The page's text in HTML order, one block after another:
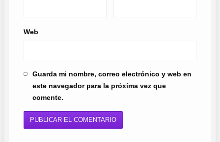
Web
Guarda mi nombre, correo electrónico y web en
este navegador para la próxima vez que
comente.